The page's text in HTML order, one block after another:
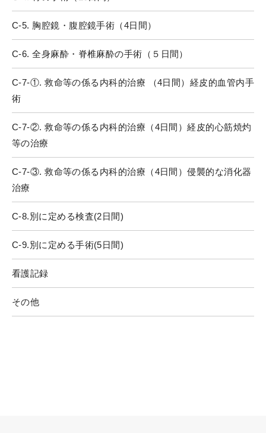
C-5. 胸腔鏡・腹腔鏡手術（4日間）
C-6. 全身麻酔・脊椎麻酔の手術（５日間）
C-7-①. 救命等の係る内科的治療 （4日間）経皮的血管内手
術
C-7-②. 救命等の係る内科的治療（4日間）経皮的心筋焼灼
等の治療
C-7-③. 救命等の係る内科的治療（4日間）侵襲的な消化器
治療
C-8.別に定める検査(2日間)
C-9.別に定める手術(5日間)
看護記録
その他